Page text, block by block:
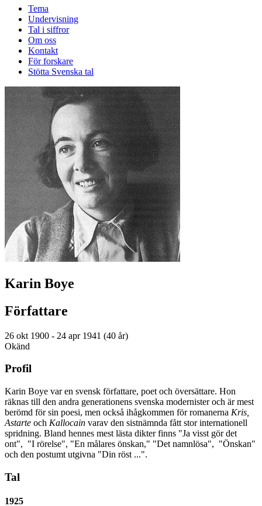
Tema
Undervisning
Tal i siffror
Om oss
Kontakt
För forskare
Stötta Svenska tal
Karin Boye
Författare
26 okt 1900 - 24 apr 1941 (40 år)
Okänd
Profil
Karin Boye var en svensk författare, poet och översättare. Hon
räknas till den andra generationens svenska modernister och är mest
berömd för sin poesi, men också ihågkommen för romanerna Kris,
Astarte och Kallocain varav den sistnämnda fått stor internationell
spridning. Bland hennes mest lästa dikter finns "Ja visst gör det
ont", "I rörelse", "En målares önskan," "Det namnlösa", "Önskan"
och den postumt utgivna "Din röst ...".
Tal
1925